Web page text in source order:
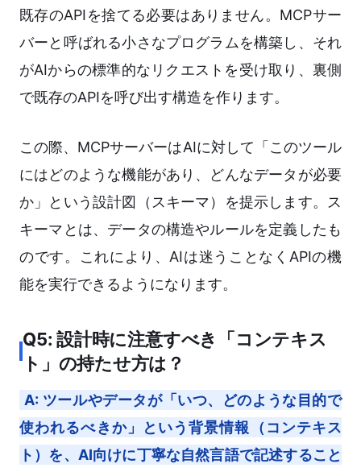
既存のAPIを捨てる必要はありません。MCPサー
バーと呼ばれる小さなプログラムを構築し、それ
がAIからの標準的なリクエストを受け取り、裏側
で既存のAPIを呼び出す構造を作ります。
この際、MCPサーバーはAIに対して「このツール
にはどのような機能があり、どんなデータが必要
か」という設計図（スキーマ）を提示します。ス
キーマとは、データの構造やルールを定義したも
のです。これにより、AIは迷うことなくAPIの機
能を実行できるようになります。
Q5: 設計時に注意すべき「コンテキス
ト」の持たせ方は？
A: ツールやデータが「いつ、どのような目的で
使われるべきか」という背景情報（コンテキス
ト）を、AI向けに丁寧な自然言語で記述すること